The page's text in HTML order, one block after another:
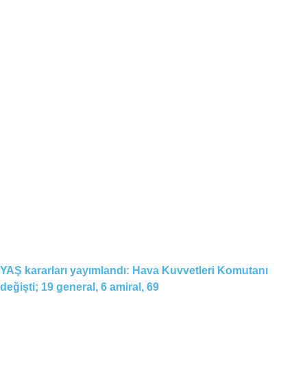
YAŞ kararları yayımlandı: Hava Kuvvetleri Komutanı
değişti; 19 general, 6 amiral, 69